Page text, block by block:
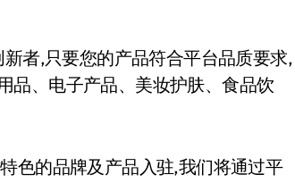
者,只要您的产品符合平台品质要求,
品、电子产品、美妆护肤、食品饮
色的品牌及产品入驻,我们将通过平